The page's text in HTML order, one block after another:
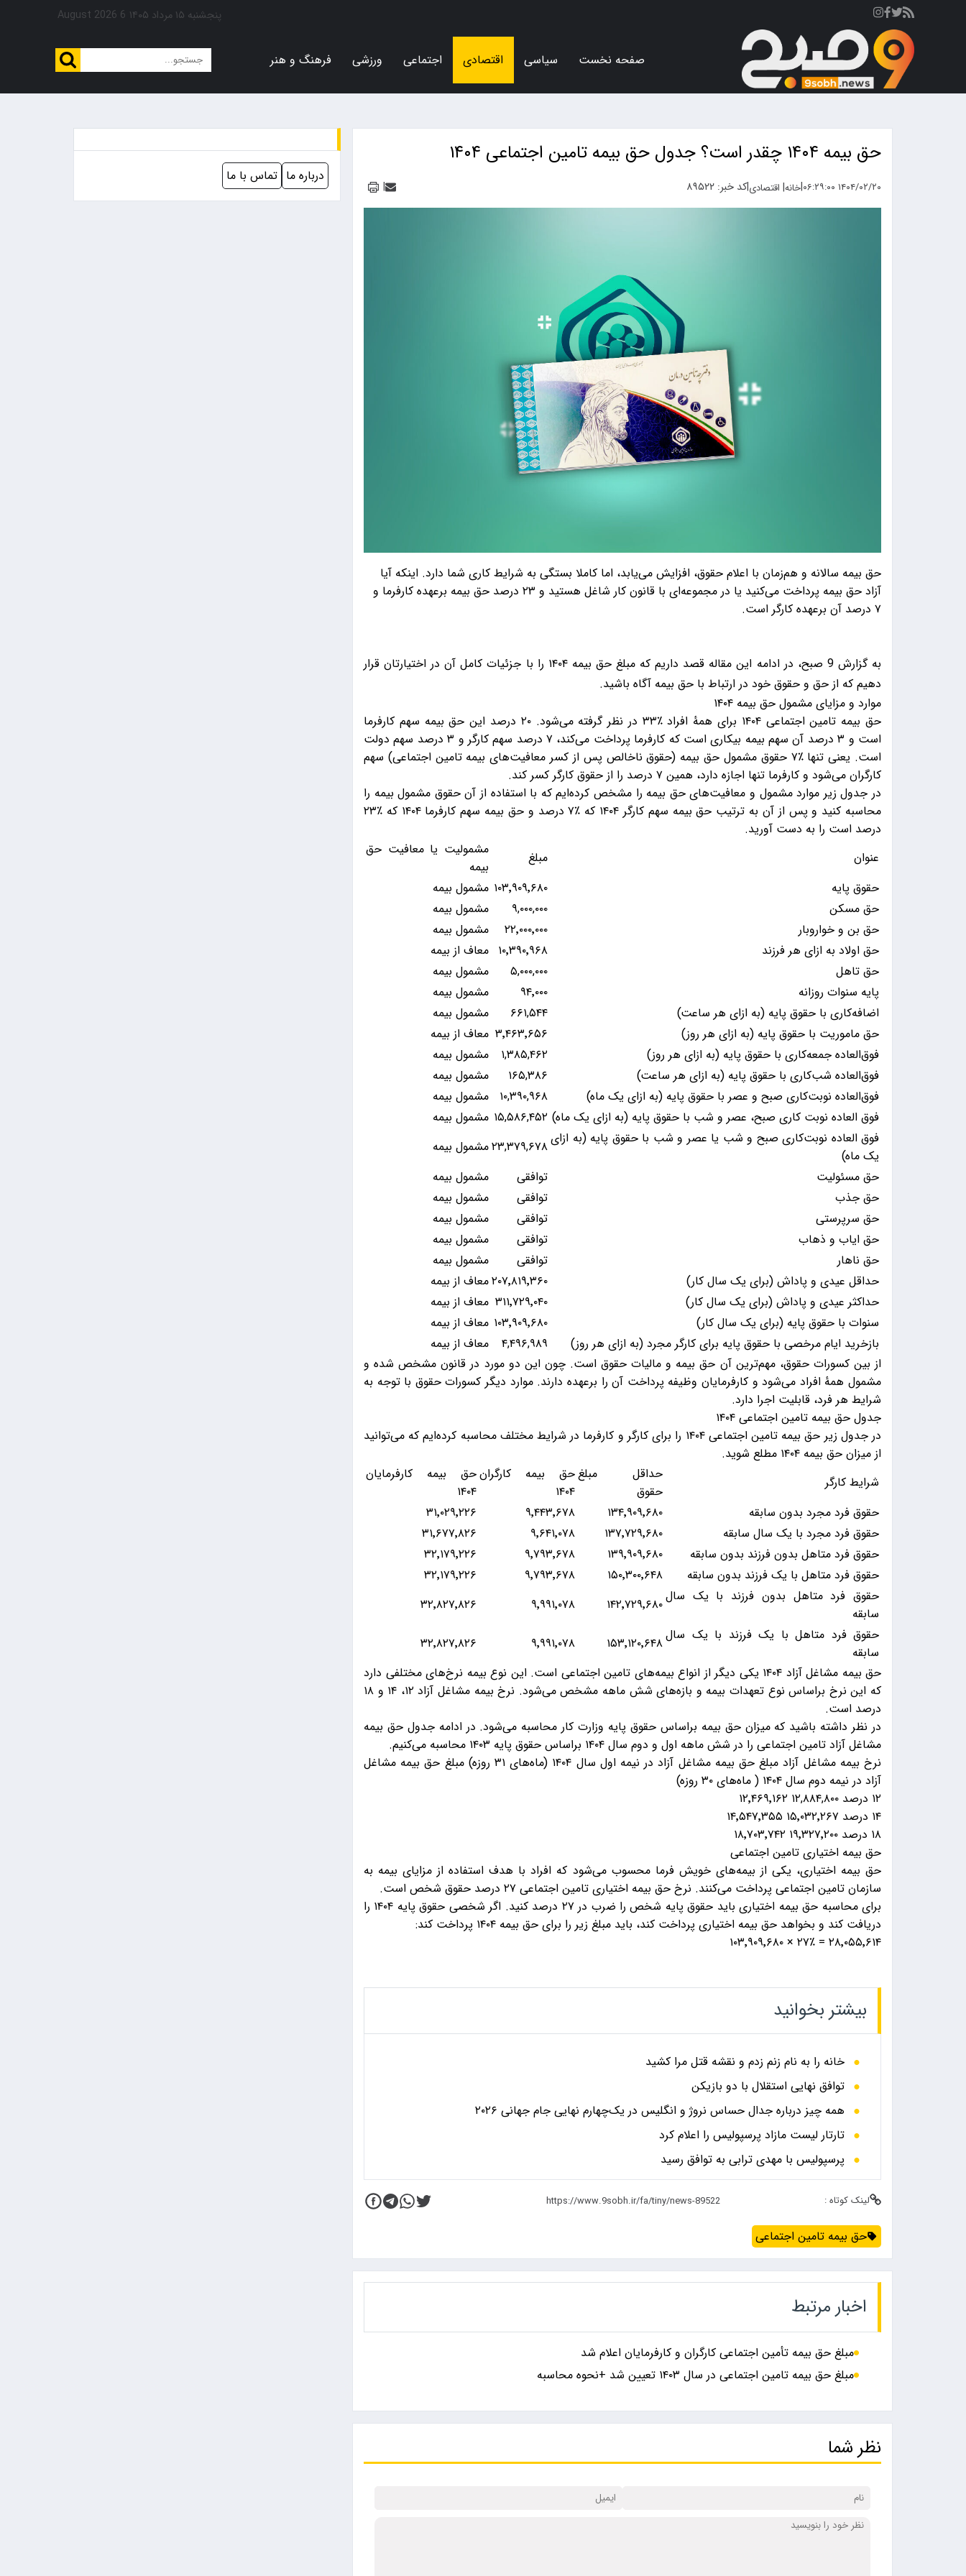
پنجشنبه ۱۵ مرداد ۱۴۰۵ 6 August 2026
صفحه نخست سیاسی اقتصادی اجتماعی ورزشی فرهنگ و هنر
حق بیمه ۱۴۰۴ چقدر است؟ جدول حق بیمه تامین اجتماعی ۱۴۰۴
۱۴۰۴/۰۲/۲۰ ۰۶:۲۹:۰۰ |خانه| اقتصادی|کد خبر: ۸۹۵۲۲ |
حق بیمه سالانه و هم‌زمان با اعلام حقوق، افزایش می‌یابد، اما کاملا بستگی به شرایط کاری شما دارد. اینکه آیا
آزاد حق بیمه پرداخت می‌کنید یا در مجموعه‌ای با قانون کار شاغل هستید و ۲۳ درصد حق بیمه برعهده کارفرما و
۷ درصد آن برعهده کارگر است.
به گزارش 9 صبح، در ادامه این مقاله قصد داریم که مبلغ حق بیمه ۱۴۰۴ را با جزئیات کامل آن در اختیارتان قرار
دهیم که از حق و حقوق خود در ارتباط با حق بیمه آگاه باشید.
موارد و مزایای مشمول حق بیمه ۱۴۰۴
حق بیمه تامین اجتماعی ۱۴۰۴ برای همهٔ افراد ٪۳۳ در نظر گرفته می‌شود. ۲۰ درصد این حق بیمه سهم کارفرما
است و ۳ درصد آن سهم بیمه بیکاری است که کارفرما پرداخت می‌کند، ۷ درصد سهم کارگر و ۳ درصد سهم دولت
است. یعنی تنها ٪۷ حقوق مشمول حق بیمه (حقوق ناخالص پس از کسر معافیت‌های بیمه تامین اجتماعی) سهم
کارگران می‌شود و کارفرما تنها اجازه دارد، همین ۷ درصد را از حقوق کارگر کسر کند.
در جدول زیر موارد مشمول و معافیت‌های حق بیمه را مشخص کرده‌ایم که با استفاده از آن حقوق مشمول بیمه را
محاسبه کنید و پس از آن به ترتیب حق بیمه سهم کارگر ۱۴۰۴ که ٪۷ درصد و حق بیمه سهم کارفرما ۱۴۰۴ که ٪۲۳
درصد است را به دست آورید.
عنوان
مبلغ
مشمولیت یا معافیت حق
بیمه
حقوق پایه
۱۰۳٬۹۰۹٬۶۸۰ مشمول بیمه
حق مسکن
۹,۰۰۰,۰۰۰
مشمول بیمه
حق بن و خواروبار
۲۲٬۰۰۰٬۰۰۰
مشمول بیمه
حق اولاد به ازای هر فرزند
۱۰٬۳۹۰٬۹۶۸ معاف از بیمه
حق تاهل
۵,۰۰۰,۰۰۰
مشمول بیمه
پایه سنوات روزانه
۹۴٬۰۰۰
مشمول بیمه
اضافه‌کاری با حقوق پایه (به ازای هر ساعت)
۶۶۱,۵۴۴
مشمول بیمه
حق ماموریت با حقوق پایه (به ازای هر روز)
۳٬۴۶۳٬۶۵۶ معاف از بیمه
فوق‌العاده جمعه‌کاری با حقوق پایه (به ازای هر روز)
۱,۳۸۵,۴۶۲
مشمول بیمه
فوق‌العاده شب‌کاری با حقوق پایه (به ازای هر ساعت)
۱۶۵,۳۸۶
مشمول بیمه
فوق‌العاده نوبت‌کاری صبح و عصر با حقوق پایه (به ازای یک ماه)
۱۰,۳۹۰,۹۶۸
مشمول بیمه
فوق العاده نوبت کاری صبح، عصر و شب با حقوق پایه (به ازای یک ماه) ۱۵,۵۸۶,۴۵۲ مشمول بیمه
فوق العاده نوبت‌کاری صبح و شب یا عصر و شب با حقوق پایه (به ازای
یک ماه)
۲۳,۳۷۹,۶۷۸مشمول بیمه
حق مسئولیت
توافقی
مشمول بیمه
حق جذب
توافقی
مشمول بیمه
حق سرپرستی
توافقی
مشمول بیمه
حق ایاب و ذهاب
توافقی
مشمول بیمه
حق ناهار
توافقی
مشمول بیمه
حداقل عیدی و پاداش (برای یک سال کار)
۲۰۷٬۸۱۹٬۳۶۰معاف از بیمه
حداکثر عیدی و پاداش (برای یک سال کار)
۳۱۱٬۷۲۹٬۰۴۰ معاف از بیمه
سنوات با حقوق پایه (برای یک سال کار)
۱۰۳٬۹۰۹٬۶۸۰ معاف از بیمه
بازخرید ایام مرخصی با حقوق پایه برای کارگر مجرد (به ازای هر روز)
۴,۴۹۶,۹۸۹
معاف از بیمه
از بین کسورات حقوق، مهم‌ترین آن حق بیمه و مالیات حقوق است. چون این دو مورد در قانون مشخص شده و
مشمول همهٔ افراد می‌شود و کارفرمایان وظیفه پرداخت آن را برعهده دارند. موارد دیگر کسورات حقوق با توجه به
شرایط هر فرد، قابلیت اجرا دارد.
جدول حق بیمه تامین اجتماعی ۱۴۰۴
در جدول زیر حق بیمه تامین اجتماعی ۱۴۰۴ را برای کارگر و کارفرما در شرایط مختلف محاسبه کرده‌ایم که می‌توانید
از میزان حق بیمه ۱۴۰۴ مطلع شوید.
شرایط کارگر
حداقل مبلغ
حقوق
حق بیمه کارگران
۱۴۰۴
حق بیمه کارفرمایان
۱۴۰۴
حقوق فرد مجرد بدون سابقه
۱۳۴٬۹۰۹٬۶۸۰ ۹٬۴۴۳٬۶۷۸
۳۱٬۰۲۹٬۲۲۶
حقوق فرد مجرد با یک سال سابقه
۱۳۷٬۷۲۹٬۶۸۰ ۹٬۶۴۱٬۰۷۸
۳۱٬۶۷۷٬۸۲۶
حقوق فرد متاهل بدون فرزند بدون سابقه
۱۳۹٬۹۰۹٬۶۸۰ ۹٬۷۹۳٬۶۷۸
۳۲٬۱۷۹٬۲۲۶
حقوق فرد متاهل با یک فرزند بدون سابقه
۱۵۰٬۳۰۰٬۶۴۸ ۹٬۷۹۳٬۶۷۸
۳۲٬۱۷۹٬۲۲۶
حقوق فرد متاهل بدون فرزند با یک سال
سابقه
۱۴۲٬۷۲۹٬۶۸۰ ۹٬۹۹۱٬۰۷۸
۳۲٬۸۲۷٬۸۲۶
حقوق فرد متاهل با یک فرزند با یک سال
سابقه
۱۵۳٬۱۲۰٬۶۴۸ ۹٬۹۹۱٬۰۷۸
۳۲٬۸۲۷٬۸۲۶
حق بیمه مشاغل آزاد ۱۴۰۴ یکی دیگر از انواع بیمه‌های تامین اجتماعی است. این نوع بیمه نرخ‌های مختلفی دارد
که این نرخ براساس نوع تعهدات بیمه و بازه‌های شش ماهه مشخص می‌شود. نرخ بیمه مشاغل آزاد ۱۲، ۱۴ و ۱۸
درصد است.
در نظر داشته باشید که میزان حق بیمه براساس حقوق پایه وزارت کار محاسبه می‌شود. در ادامه جدول حق بیمه
مشاغل آزاد تامین اجتماعی را در شش ماهه اول و دوم سال ۱۴۰۴ براساس حقوق پایه ۱۴۰۳ محاسبه می‌کنیم.
نرخ بیمه مشاغل آزاد مبلغ حق بیمه مشاغل آزاد در نیمه اول سال ۱۴۰۴ (ماه‌های ۳۱ روزه) مبلغ حق بیمه مشاغل
آزاد در نیمه دوم سال ۱۴۰۴ ( ماه‌های ۳۰ روزه)
۱۲ درصد ۱۲,۸۸۴,۸۰۰ ۱۲٬۴۶۹٬۱۶۲
۱۴ درصد ۱۵٬۰۳۲٬۲۶۷ ۱۴٬۵۴۷٬۳۵۵
۱۸ درصد ۱۹٬۳۲۷٬۲۰۰ ۱۸٬۷۰۳٬۷۴۲
حق بیمه اختیاری تامین اجتماعی
حق بیمه اختیاری، یکی از بیمه‌های خویش فرما محسوب می‌شود که افراد با هدف استفاده از مزایای بیمه به
سازمان تامین اجتماعی پرداخت می‌کنند. نرخ حق بیمه اختیاری تامین اجتماعی ۲۷ درصد حقوق شخص است.
برای محاسبه حق بیمه اختیاری باید حقوق پایه شخص را ضرب در ۲۷ درصد کنید. اگر شخصی حقوق پایه ۱۴۰۴ را
دریافت کند و بخواهد حق بیمه اختیاری پرداخت کند، باید مبلغ زیر را برای حق بیمه ۱۴۰۴ پرداخت کند:
۲۸٬۰۵۵٬۶۱۴ = ۲۷٪ × ۱۰۳٬۹۰۹٬۶۸۰
بیشتر بخوانید
خانه را به نام زنم زدم و نقشه قتل مرا کشید
توافق نهایی استقلال با دو بازیکن
همه چیز درباره جدال حساس نروژ و انگلیس در یک‌چهارم نهایی جام جهانی ۲۰۲۶
تارتار لیست مازاد پرسپولیس را اعلام کرد
پرسپولیس با مهدی ترابی به توافق رسید
لینک کوتاه :
حق بیمه تامین اجتماعی
اخبار مرتبط
مبلغ حق بیمه تأمین اجتماعی کارگران و کارفرمایان اعلام شد
مبلغ حق بیمه تامین اجتماعی در سال ۱۴۰۳ تعیین شد +نحوه محاسبه
نظر شما
درباره ما تماس با ما